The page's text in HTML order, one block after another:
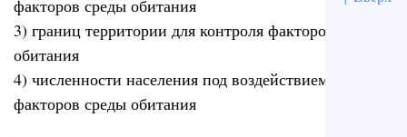
факторов среды обитания
3) границ территории для контроля факторов среды
обитания
4) численности населения под воздействием
факторов среды обитания